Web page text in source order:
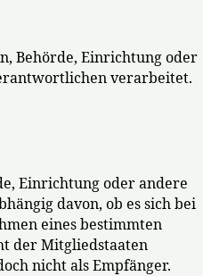
Behörde, Einrichtung oder
verarbeitet.
Einrichtung oder andere
davon, ob es sich bei
eines bestimmten
der Mitgliedstaaten
nicht als Empfänger.